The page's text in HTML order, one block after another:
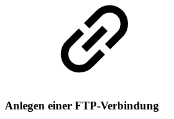
Anlegen einer FTP-Verbindung